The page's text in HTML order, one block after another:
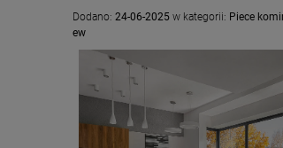
Dodano: 24-06-2025 w kategorii: Piece
ew